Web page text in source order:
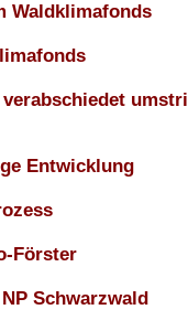
Waldklimafonds
verabschiedet
Entwicklung
Förster
Schwarzwald